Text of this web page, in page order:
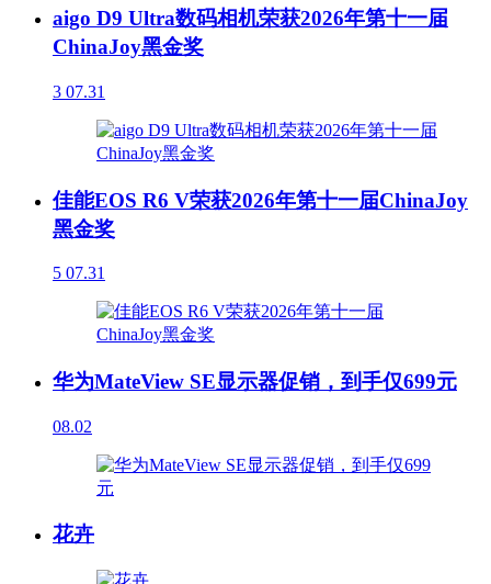
aigo D9 Ultra数码相机荣获2026年第十一届
ChinaJoy黑金奖
3 07.31
佳能EOS R6 V荣获2026年第十一届ChinaJoy
黑金奖
5 07.31
华为MateView SE显示器促销，到手仅699元
08.02
花卉